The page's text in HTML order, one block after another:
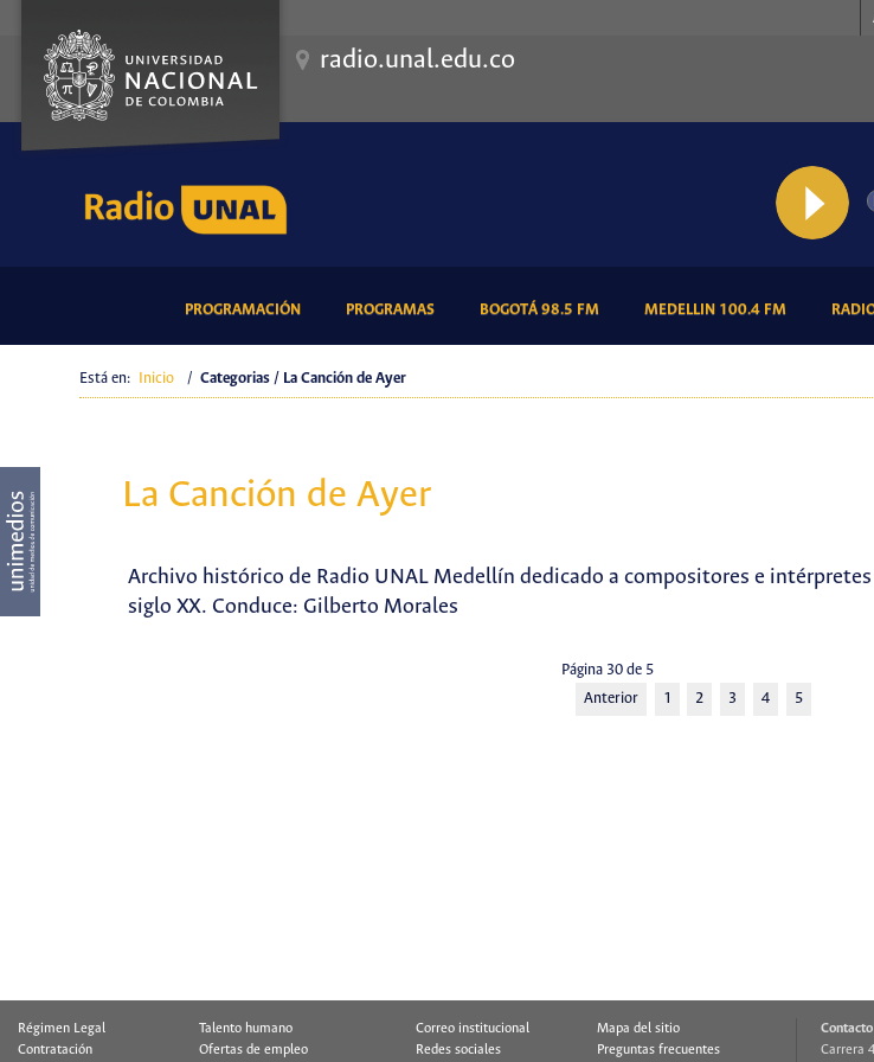
radio.unal.edu.co
PROGRAMACIÓN(CURRENT)PROGRAMAS(CURRENT)BOGOTÁ 98.5 FM(CURRENT)MEDELLIN 100.4 FM(CURRENT)
Está en: Inicio / Categorias / La Canción de Ayer
La Canción de Ayer
Archivo histórico de Radio UNAL Medellín dedicado a compositores e
siglo XX. Conduce: Gilberto Morales
Página 30 de 5
Anterior
1 2 3 4 5
Régimen Legal
Talento humano
Contratación
Ofertas de empleo
Correo institucional
Mapa del sitio
Redes sociales
Preguntas frecuentes
Carrera